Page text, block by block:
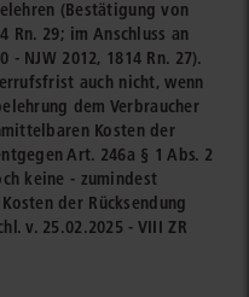
(Bestätigung von
Rn. 29; im Anschluss an
- NJW 2012, 1814 Rn. 27).
auch nicht, wenn
dem Verbraucher
Kosten der
Art. 246a § 1 Abs. 2
keine - zumindest
der Rücksendung
v. 25.02.2025 - VIII ZR